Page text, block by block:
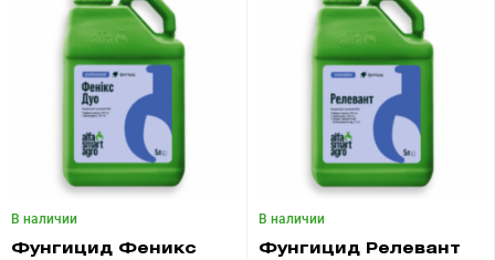
В наличии
Фунгицид Феникс
В наличии
Фунгицид Релевант